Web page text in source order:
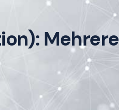
Mehrere